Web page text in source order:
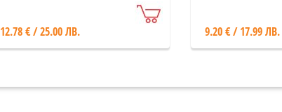
12.78 € / 25.00 ЛВ. 9.20 € / 17.99 ЛВ.